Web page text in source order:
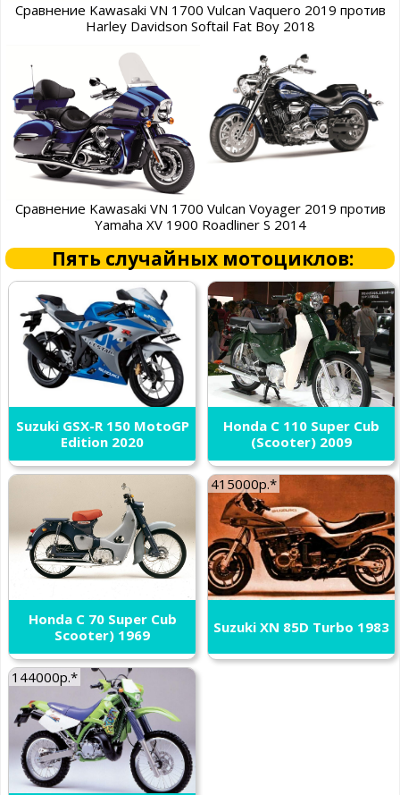
Сравнение Kawasaki VN 1700 Vulcan Vaquero 2019 против
Harley Davidson Softail Fat Boy 2018
Сравнение Kawasaki VN 1700 Vulcan Voyager 2019 против
Yamaha XV 1900 Roadliner S 2014
Пять случайных мотоциклов:
Suzuki GSX-R 150 MotoGP
Edition 2020
Honda C 110 Super Cub
(Scooter) 2009
Honda C 70 Super Cub
Scooter) 1969
415000р.*
Suzuki XN 85D Turbo 1983
144000р.*